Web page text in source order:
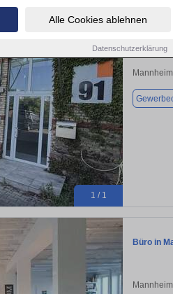
Alle Cookies ablehnen
Datenschutzerklärung
1 / 1
Büro in
Büro in